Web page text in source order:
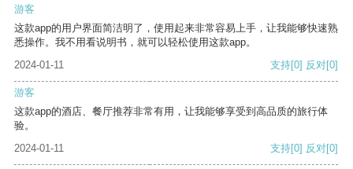
游客
这款app的用户界面简洁明了，使用起来非常容易上手，让我能够快速熟
悉操作。我不用看说明书，就可以轻松使用这款app。
2024-01-11
支持[0] 反对[0]
游客
这款app的酒店、餐厅推荐非常有用，让我能够享受到高品质的旅行体
验。
2024-01-11
支持[0] 反对[0]